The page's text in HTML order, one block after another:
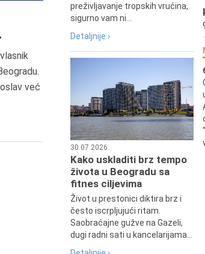
već
preživljavanje tropskih vrućina,
sigurno vam ni...
Detaljnije ›
30.07.2026
Kako uskladiti brz tempo
života u Beogradu sa
fitnes ciljevima
Život u prestonici diktira brz i
često iscrpljujući ritam.
Saobraćajne gužve na Gazeli,
dugi radni sati u kancelarijama...
Preminula je Zorka Boljanović,
vazduhoplovni inženjer, predsednik
Udruženja žena pilota Jugoslavije.